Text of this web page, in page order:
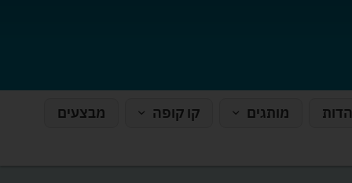
מותגים קו קופה
מבצעים